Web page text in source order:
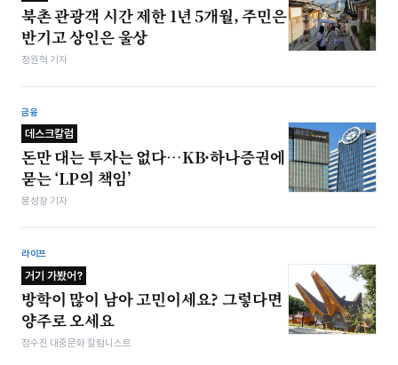
북촌 관광객 시간 제한 1년 5개월, 주민은
반기고 상인은 울상
정원혁 기자
금융
데스크칼럼
돈만 대는 투자는 없다…KB·하나증권에
묻는 ‘LP의 책임’
봉성창 기자
라이프
거기 가봤어?
방학이 많이 남아 고민이세요? 그렇다면
양주로 오세요
정수진 대중문화 칼럼니스트